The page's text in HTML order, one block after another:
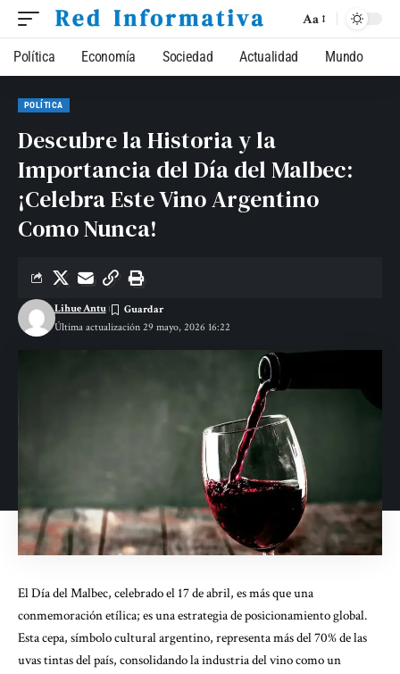
Aa
Política Economía Sociedad Actualidad Mundo
POLÍTICA
Descubre la Historia y la
Importancia del Día del Malbec:
¡Celebra Este Vino Argentino
Como Nunca!
Última actualización 29 mayo, 2026 16:22
Lihue Antu
El Día del Malbec, celebrado el 17 de abril, es más que una
conmemoración etílica; es una estrategia de posicionamiento global.
Esta cepa, símbolo cultural argentino, representa más del 70% de las
uvas tintas del país, consolidando la industria del vino como un